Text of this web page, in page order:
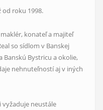
od roku 1998.
konateľ a majiteľ
so sídlom v Banskej
Banskú Bystricu a okolie,
nehnuteľností aj v iných
vyžaduje neustále